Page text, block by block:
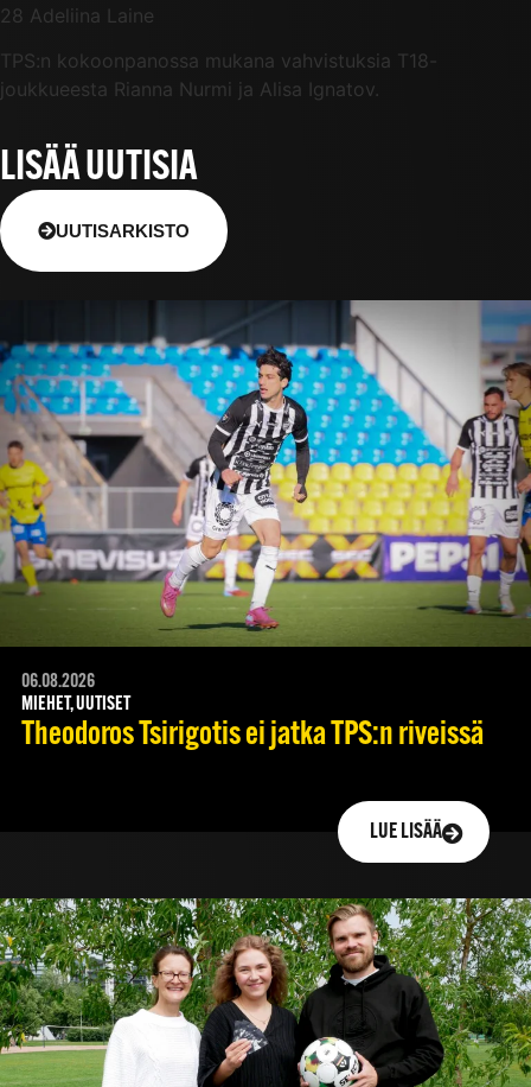
28 Adeliina Laine
TPS:n kokoonpanossa mukana vahvistuksia T18-
joukkueesta Rianna Nurmi ja Alisa Ignatov.
LISÄÄ UUTISIA
UUTISARKISTO
06.08.2026
MIEHET, UUTISET
Theodoros Tsirigotis ei jatka TPS:n riveissä
LUE LISÄÄ